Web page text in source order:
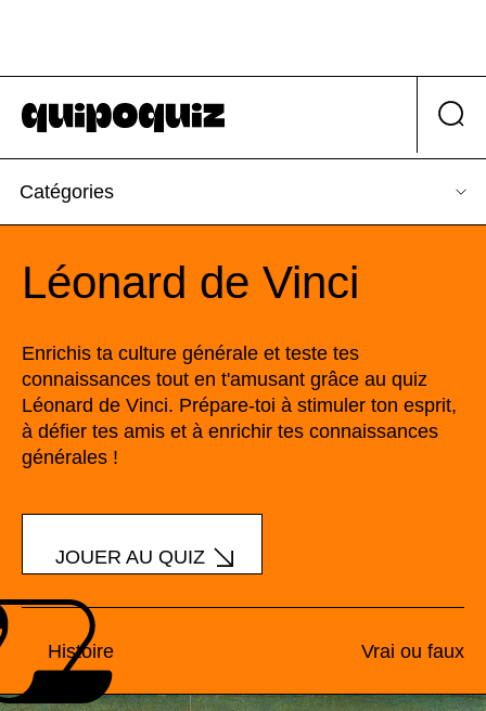
Catégories
Léonard de Vinci
Enrichis ta culture générale et teste tes
connaissances tout en t'amusant grâce au quiz
Léonard de Vinci. Prépare-toi à stimuler ton esprit,
à défier tes amis et à enrichir tes connaissances
générales !
JOUER AU QUIZ
Histoire Vrai ou faux